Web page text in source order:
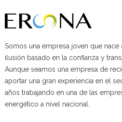
Somos una empresa joven que
ilusión basado en la confianza y
Aunque seamos una empresa de
aportar una gran experiencia en el
años trabajando en una de las
energético a nivel nacional.